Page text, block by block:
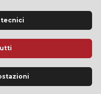
Turistica di Modena
tecnici